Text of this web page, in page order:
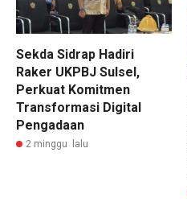
Sekda Sidrap Hadiri
Raker UKPBJ Sulsel,
Perkuat Komitmen
Transformasi Digital
Pengadaan
2 minggu lalu